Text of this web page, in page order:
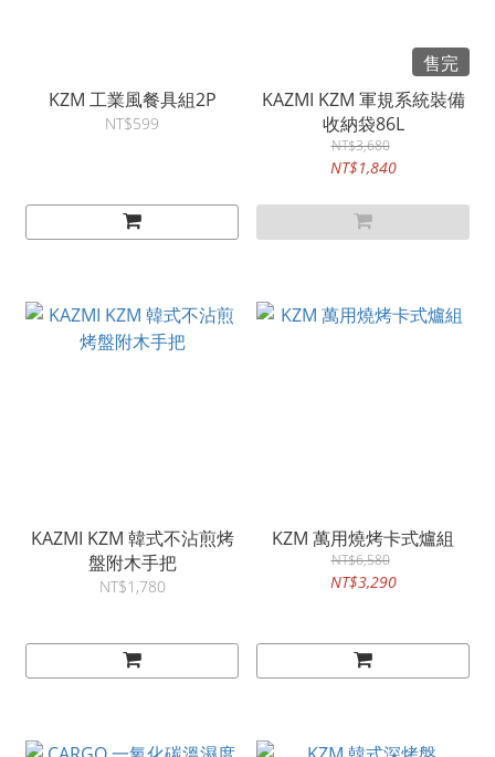
KZM 工業風餐具組2P
NT$599
售完
KAZMI KZM 軍規系統裝備
收納袋86L
NT$3,680
NT$1,840
KAZMI KZM 韓式不沾煎烤
盤附木手把
NT$1,780
KZM 萬用燒烤卡式爐組
NT$6,580
NT$3,290